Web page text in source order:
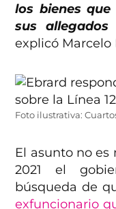
los bienes
sus allegados
explicó Marcelo
Foto ilustrativa:
El asunto no es
2021 el
búsqueda de
exfuncionario